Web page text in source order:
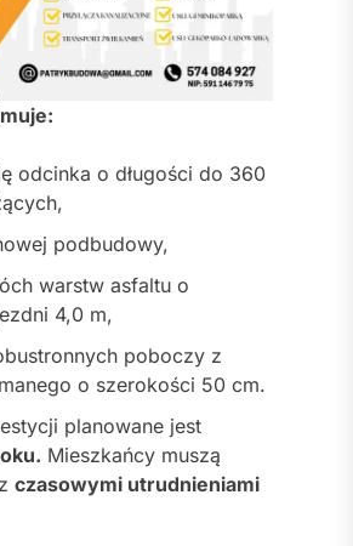
odcinka o długości do 360
podbudowy,
warstw asfaltu o
4,0 m,
poboczy z
o szerokości 50 cm.
planowane jest
Mieszkańcy muszą
czasowymi utrudnieniami